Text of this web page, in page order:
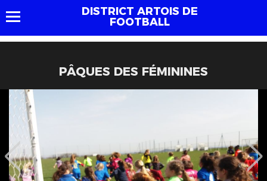
DISTRICT ARTOIS DE
FOOTBALL
PÂQUES DES FÉMININES